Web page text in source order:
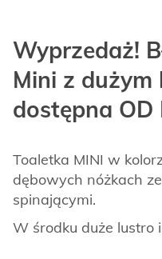
Wyprzedaż!
Mini z dużym
dostępna OD
Toaletka MINI w
dębowych nóżkach
spinającymi.
W środku duże lustro